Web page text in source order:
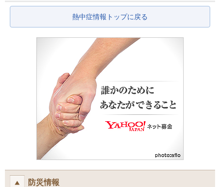
熱中症情報トップに戻る
防災情報